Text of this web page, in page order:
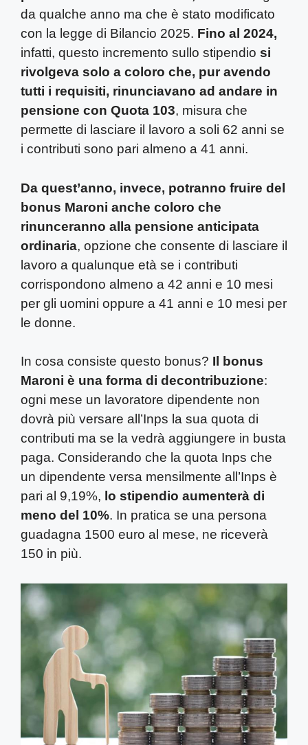
da qualche anno ma che è stato modificato
con la legge di Bilancio 2025. Fino al 2024,
infatti, questo incremento sullo stipendio si
rivolgeva solo a coloro che, pur avendo
tutti i requisiti, rinunciavano ad andare in
pensione con Quota 103, misura che
permette di lasciare il lavoro a soli 62 anni se
i contributi sono pari almeno a 41 anni.
Da quest’anno, invece, potranno fruire del
bonus Maroni anche coloro che
rinunceranno alla pensione anticipata
ordinaria, opzione che consente di lasciare il
lavoro a qualunque età se i contributi
corrispondono almeno a 42 anni e 10 mesi
per gli uomini oppure a 41 anni e 10 mesi per
le donne.
In cosa consiste questo bonus? Il bonus
Maroni è una forma di decontribuzione:
ogni mese un lavoratore dipendente non
dovrà più versare all’Inps la sua quota di
contributi ma se la vedrà aggiungere in busta
paga. Considerando che la quota Inps che
un dipendente versa mensilmente all’Inps è
pari al 9,19%, lo stipendio aumenterà di
meno del 10%. In pratica se una persona
guadagna 1500 euro al mese, ne riceverà
150 in più.